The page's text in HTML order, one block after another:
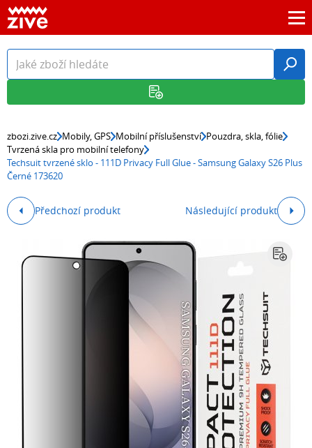
zbozi.zive.cz Mobily, GPS Mobilní příslušenství Pouzdra, skla, fólie
Tvrzená skla pro mobilní telefony
Techsuit tvrzené sklo - 111D Privacy Full Glue - Samsung Galaxy S26 Plus
Černé 173620
Předchozí produkt Následující produkt